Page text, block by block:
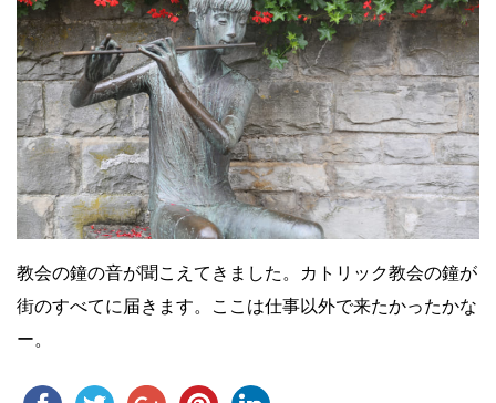
教会の鐘の音が聞こえてきました。カトリック教会の鐘が
街のすべてに届きます。ここは仕事以外で来たかったかな
ー。